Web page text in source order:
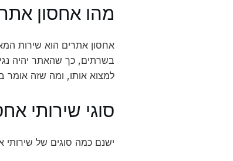
מהו אחסון
למצוא אותו, ומה שזה אומר
סוגי שירותי
ישנם כמה סוגים של שירותי